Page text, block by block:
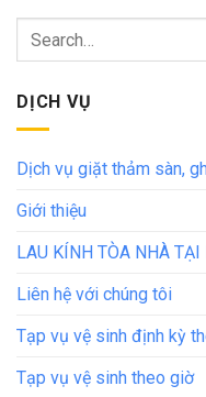
DỊCH VỤ
Dịch vụ giặt thảm sàn,
Giới thiệu
LAU KÍNH TÒA NHÀ
Liên hệ với chúng tôi
Tạp vụ vệ sinh định kỳ
Tạp vụ vệ sinh theo giờ